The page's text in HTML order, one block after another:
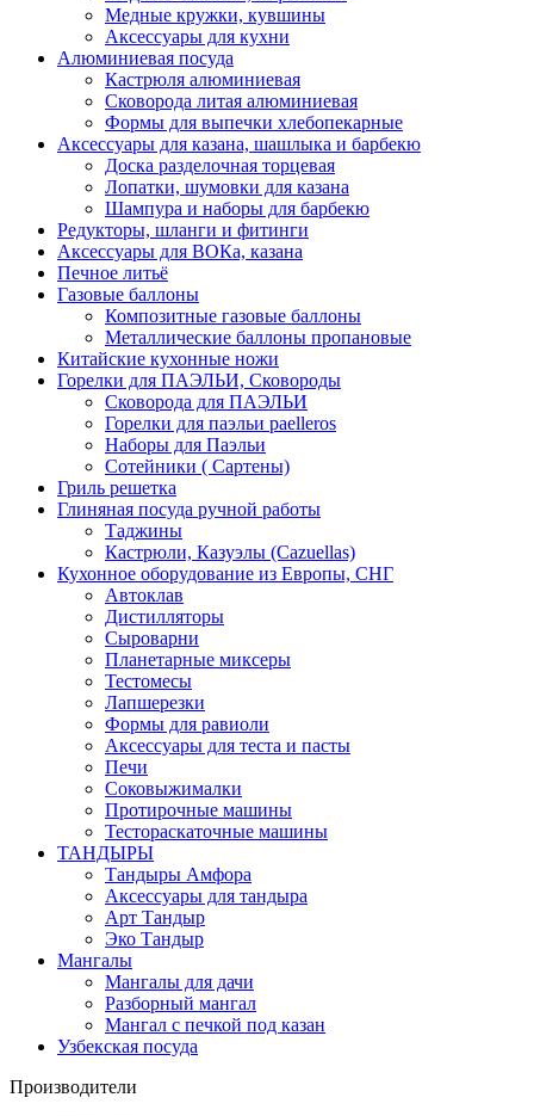
Медные кружки, кувшины
Аксессуары для кухни
Алюминиевая посуда
Кастрюля алюминиевая
Сковорода литая алюминиевая
Формы для выпечки хлебопекарные
Аксессуары для казана, шашлыка и барбекю
Доска разделочная торцевая
Лопатки, шумовки для казана
Шампура и наборы для барбекю
Редукторы, шланги и фитинги
Аксессуары для ВОКа, казана
Печное литьё
Газовые баллоны
Композитные газовые баллоны
Металлические баллоны пропановые
Китайские кухонные ножи
Горелки для ПАЭЛЬИ, Сковороды
Сковорода для ПАЭЛЬИ
Горелки для паэльи paelleros
Наборы для Паэльи
Сотейники ( Сартены)
Гриль решетка
Глиняная посуда ручной работы
Таджины
Кастрюли, Казуэлы (Cazuellas)
Кухонное оборудование из Европы, СНГ
Автоклав
Дистилляторы
Сыроварни
Планетарные миксеры
Тестомесы
Лапшерезки
Формы для равиоли
Аксессуары для теста и пасты
Печи
Соковыжималки
Протирочные машины
Тестораскаточные машины
ТАНДЫРЫ
Тандыры Амфора
Аксессуары для тандыра
Арт Тандыр
Эко Тандыр
Мангалы
Мангалы для дачи
Разборный мангал
Мангал с печкой под казан
Узбекская посуда
Производители